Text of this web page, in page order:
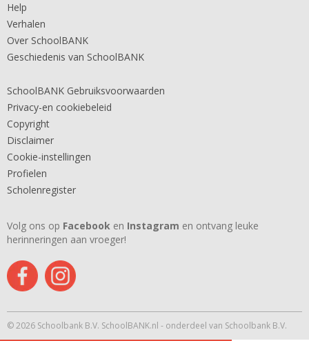
Help
Verhalen
Over SchoolBANK
Geschiedenis van SchoolBANK
SchoolBANK Gebruiksvoorwaarden
Privacy-en cookiebeleid
Copyright
Disclaimer
Cookie-instellingen
Profielen
Scholenregister
Volg ons op Facebook en Instagram en ontvang leuke
herinneringen aan vroeger!
© 2026 Schoolbank B.V. SchoolBANK.nl - onderdeel van Schoolbank B.V.